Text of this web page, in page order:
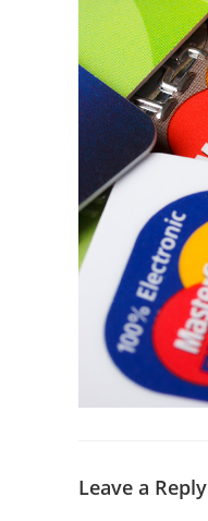
Leave a Reply